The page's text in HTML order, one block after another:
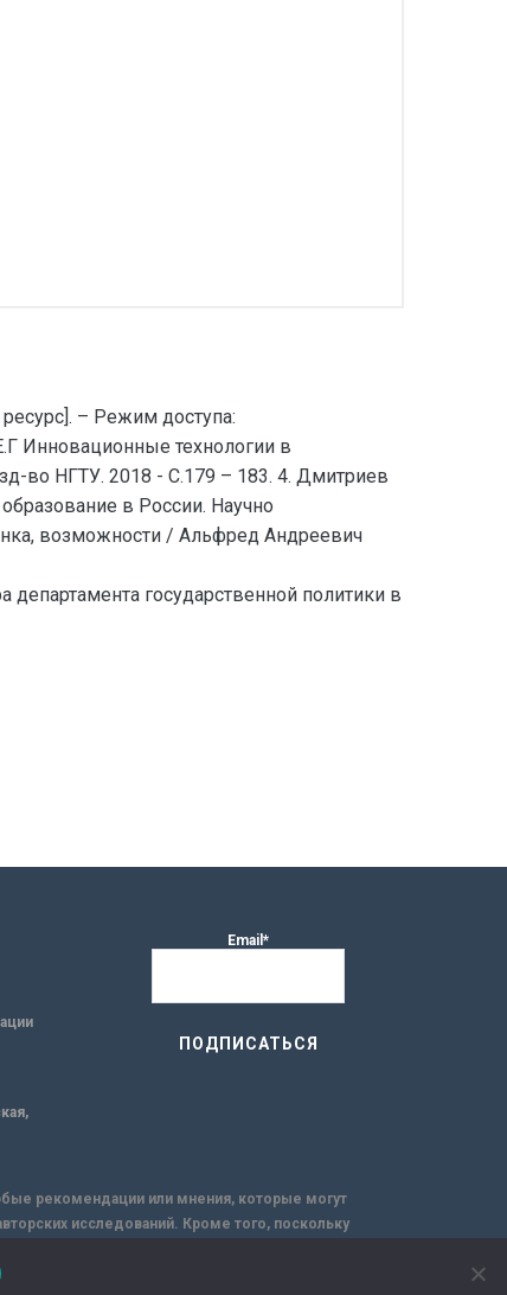
– Режим доступа:
Инновационные технологии в
во НГТУ. 2018 - С.179 – 183. 4. Дмитриев
в России. Научно
возможности / Альфред Андреевич
государственной политики в
Email*
рекомендации или мнения, которые могут
исследований. Кроме того, поскольку